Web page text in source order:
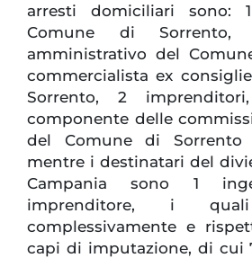
arresti domiciliari sono:
Comune di Sorrento,
amministrativo del
commercialista ex
Sorrento, 2
componente delle
del Comune di Sorrento
mentre i destinatari del
Campania sono 1
imprenditore, i quali
complessivamente e
capi di imputazione, di cui